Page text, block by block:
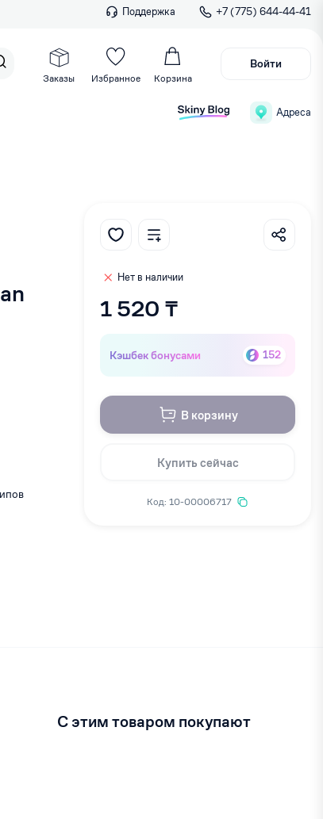
Поддержка +7 (775) 644-44-41
Заказы Избранное Корзина
Войти
Адреса
Нет в наличии
1 520 ₸
Кэшбек бонусами 152
В корзину
Купить сейчас
Код: 10-00006717
С этим товаром покупают